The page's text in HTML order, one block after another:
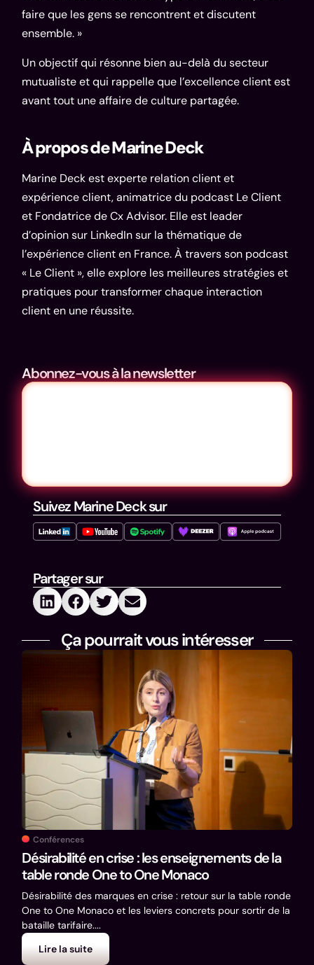
faire que les gens se rencontrent et discutent
ensemble. »
Un objectif qui résonne bien au-delà du secteur
mutualiste et qui rappelle que l’excellence client est
avant tout une affaire de culture partagée.
À propos de Marine Deck
Marine Deckest experte relation client et
expérience client, animatrice du podcast Le Client
et Fondatrice deCx Advisor. Elle est leader
d’opinion sur LinkedInsur la thématique de
l’expérience client en France. À travers son podcast
« Le Client », elle explore les meilleures stratégies et
pratiques pour transformer chaque interaction
client en une réussite.
Abonnez-vous à la newsletter
Suivez Marine Deck sur
Partager sur
Ça pourrait vous intéresser
Conférences
Désirabilité en crise : les enseignements de la
table ronde One to One Monaco
Désirabilité des marques en crise : retour sur la table ronde
One to One Monaco et les leviers concrets pour sortir de la
bataille tarifaire....
Lire la suite